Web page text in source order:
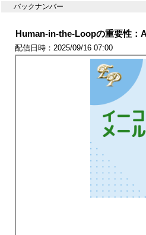
バックナンバー
Human-in-the-Loopの重要性：
配信日時：2025/09/16 07:00